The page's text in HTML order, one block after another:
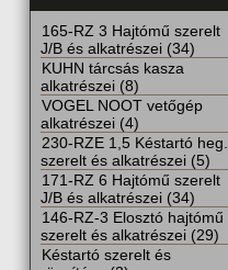
165-RZ 3 Hajtómű szerelt
J/B és alkatrészei (34)
KUHN tárcsás kasza
alkatrészei (8)
VOGEL NOOT vetőgép
alkatrészei (4)
230-RZE 1,5 Késtartó heg.
szerelt és alkatrészei (5)
171-RZ 6 Hajtómű szerelt
J/B és alkatrészei (34)
146-RZ-3 Elosztó hajtómű
szerelt és alkatrészei (29)
Késtartó szerelt és